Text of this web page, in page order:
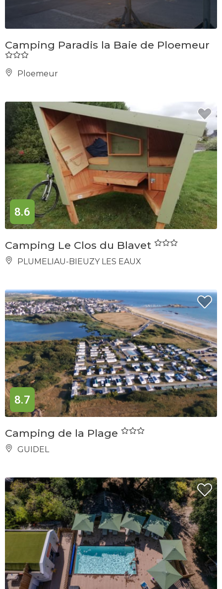
Camping Paradis la Baie de Ploemeur
Ploemeur
8.6
Camping Le Clos du Blavet
PLUMELIAU-BIEUZY LES EAUX
8.7
Camping de la Plage
GUIDEL